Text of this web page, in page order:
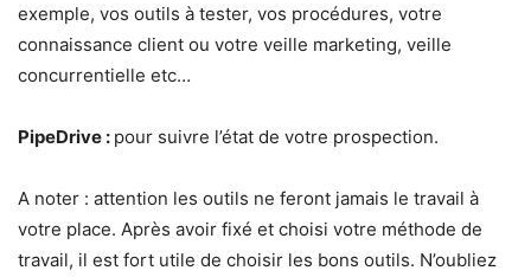
exemple, vos outils à tester, vos procédures, votre
connaissance client ou votre veille marketing, veille
concurrentielle etc…
PipeDrive : pour suivre l’état de votre prospection.
A noter : attention les outils ne feront jamais le travail à
votre place. Après avoir fixé et choisi votre méthode de
travail, il est fort utile de choisir les bons outils. N’oubliez